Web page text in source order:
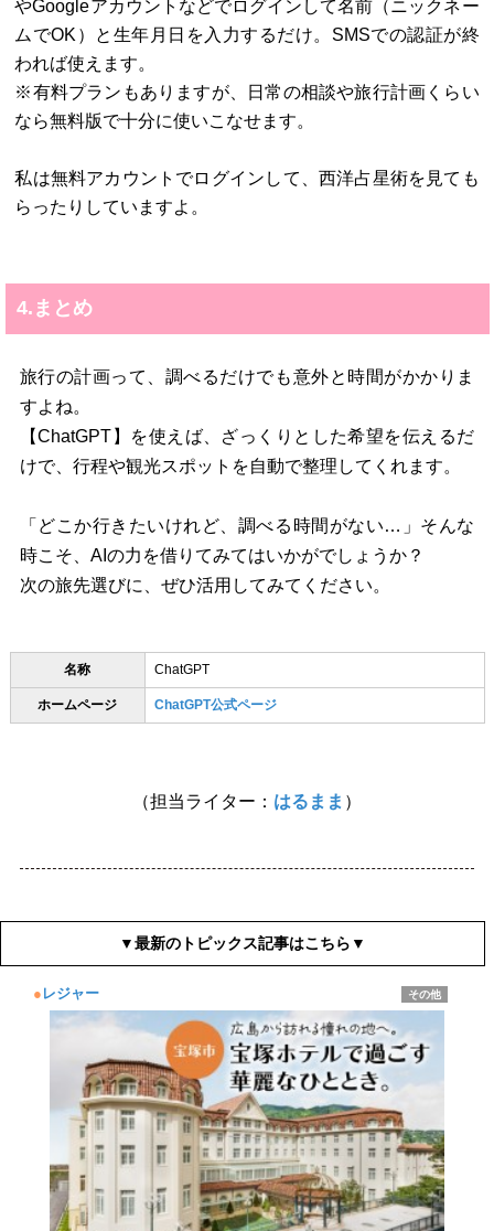
やGoogleアカウントなどでログインして名前（ニックネー
ムでOK）と生年月日を入力するだけ。SMSでの認証が終
われば使えます。
※有料プランもありますが、日常の相談や旅行計画くらい
なら無料版で十分に使いこなせます。
私は無料アカウントでログインして、西洋占星術を見ても
らったりしていますよ。
4.まとめ
旅行の計画って、調べるだけでも意外と時間がかかりま
すよね。
【ChatGPT】を使えば、ざっくりとした希望を伝えるだ
けで、行程や観光スポットを自動で整理してくれます。
「どこか行きたいけれど、調べる時間がない…」そんな
時こそ、AIの力を借りてみてはいかがでしょうか？
次の旅先選びに、ぜひ活用してみてください。
名称 ChatGPT
ホームページ ChatGPT公式ページ
（担当ライター： はるまま ）
▼最新のトピックス記事はこちら▼
● レジャー その他